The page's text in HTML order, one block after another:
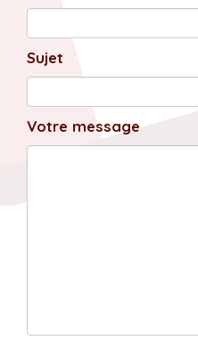
Sujet
Votre message